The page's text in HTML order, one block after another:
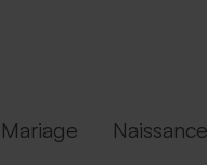
Mariage Naissance